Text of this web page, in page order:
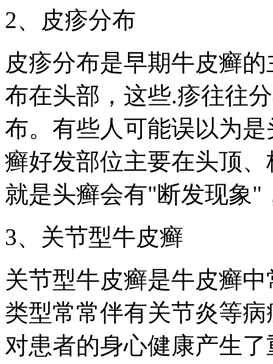
2、皮疹分布
皮疹分布是早期牛皮癣
布在头部，这些.疹往往
布。有些人可能误以为
癣好发部位主要在头顶
就是头癣会有"断发现象"
3、关节型牛皮癣
关节型牛皮癣是牛皮癣
类型常常伴有关节炎等
对患者的身心健康产生